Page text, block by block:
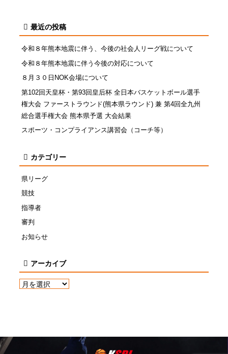
最近の投稿
令和８年熊本地震に伴う、今後の社会人リーグ戦について
令和８年熊本地震に伴う今後の対応について
８月３０日NOK会場について
第102回天皇杯・第93回皇后杯 全日本バスケットボール選手
権大会 ファーストラウンド(熊本県ラウンド) 兼 第4回全九州
総合選手権大会 熊本県予選 大会結果
スポーツ・コンプライアンス講習会（コーチ等）
カテゴリー
県リーグ
競技
指導者
審判
お知らせ
アーカイブ